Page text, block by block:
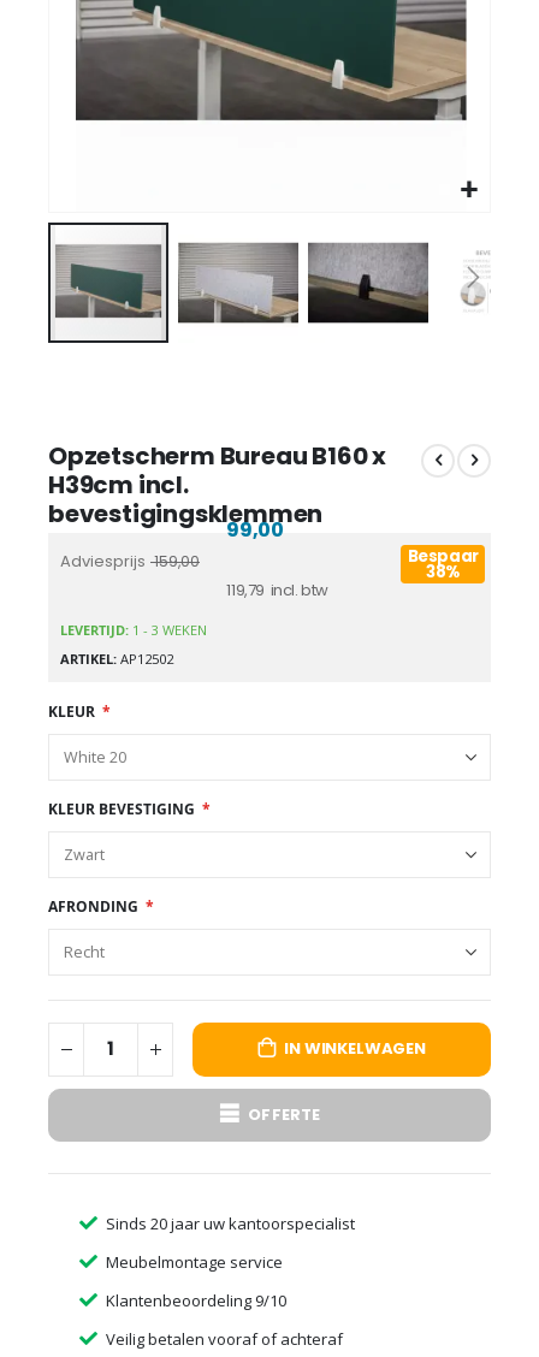
Opzetscherm Bureau B160 x
H39cm incl.
bevestigingsklemmen
Adviesprijs 159,00
119,79
99,00
Bespaar
38%
LEVERTIJD: 1 - 3 WEKEN
ARTIKEL AP12502
KLEUR
KLEUR BEVESTIGING
AFRONDING
IN WINKELWAGEN
OFFERTE
Sinds 20 jaar uw kantoorspecialist
Meubelmontage service
Klantenbeoordeling 9/10
Veilig betalen vooraf of achteraf